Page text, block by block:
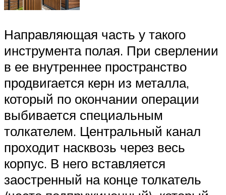
Направляющая часть у такого
инструмента полая. При сверлении
в ее внутреннее пространство
продвигается керн из металла,
который по окончании операции
выбивается специальным
толкателем. Центральный канал
проходит насквозь через весь
корпус. В него вставляется
заостренный на конце толкатель